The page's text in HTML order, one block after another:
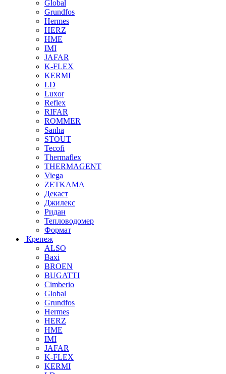
Global
Grundfos
Hermes
HERZ
HME
IMI
JAFAR
K-FLEX
KERMI
LD
Luxor
Reflex
RIFAR
ROMMER
Sanha
STOUT
Tecofi
Thermaflex
THERMAGENT
Viega
ZETKAMA
Декаст
Джилекс
Ридан
Тепловодомер
Формат
Крепеж
ALSO
Baxi
BROEN
BUGATTI
Cimberio
Global
Grundfos
Hermes
HERZ
HME
IMI
JAFAR
K-FLEX
KERMI